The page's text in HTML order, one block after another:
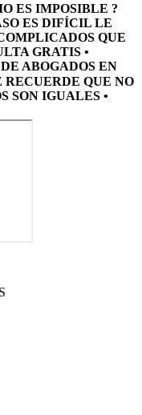
ES IMPOSIBLE ?
ES DIFÍCIL LE
QUE
GRATIS •
ABOGADOS EN
RECUERDE QUE NO
SON IGUALES •